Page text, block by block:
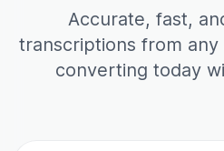
Accurate, fast,
transcriptions from
converting today